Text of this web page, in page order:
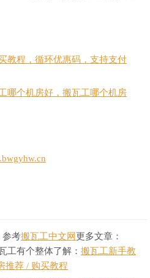
教程，循环优惠码，支持支付
哪个机房好，搬瓦工哪个机房
参考搬瓦工中文网 更多文章：
工有个整体了解： 搬瓦工新手教
推荐 / 购买教程